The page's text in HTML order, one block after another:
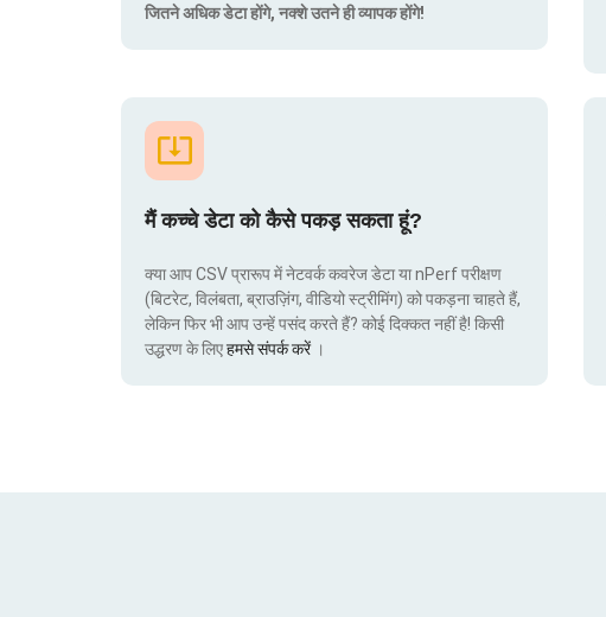
जितने अधिक डेटा होंगे, नक्शे उतने ही व्यापक होंगे!
मैं कच्चे डेटा को कैसे पकड़ सकता हूं?
क्या आप CSV प्रारूप में नेटवर्क कवरेज डेटा या nPerf परीक्षण
(बिटरेट, विलंबता, ब्राउज़िंग, वीडियो स्ट्रीमिंग) को पकड़ना चाहते हैं,
लेकिन फिर भी आप उन्हें पसंद करते हैं? कोई दिक्कत नहीं है! किसी
उद्धरण के लिएहमसे संपर्क करें ।